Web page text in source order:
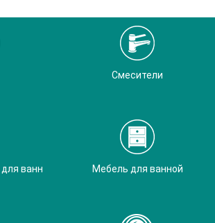
Смесители
ванн Мебель для ванной